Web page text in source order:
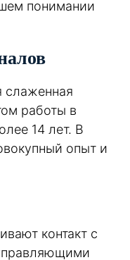
понимании
слаженная
работы в
14 лет. В
опыт и
контакт с